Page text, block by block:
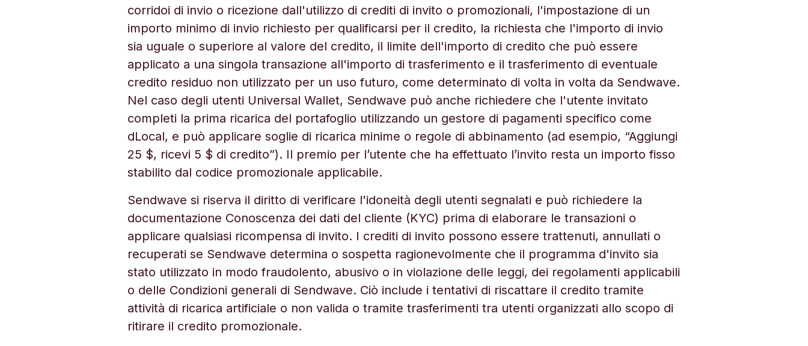
corridoi di invio o ricezione dall'utilizzo di crediti di invito o promozionali, l'impostazione di un
importo minimo di invio richiesto per qualificarsi per il credito, la richiesta che l'importo di invio
sia uguale o superiore al valore del credito, il limite dell'importo di credito che può essere
applicato a una singola transazione all'importo di trasferimento e il trasferimento di eventuale
credito residuo non utilizzato per un uso futuro, come determinato di volta in volta da Sendwave.
Nel caso degli utenti Universal Wallet, Sendwave può anche richiedere che l'utente invitato
completi la prima ricarica del portafoglio utilizzando un gestore di pagamenti specifico come
dLocal, e può applicare soglie di ricarica minime o regole di abbinamento (ad esempio, “Aggiungi
25 $, ricevi 5 $ di credito”). Il premio per l’utente che ha effettuato l’invito resta un importo fisso
stabilito dal codice promozionale applicabile.
Sendwave si riserva il diritto di verificare l'idoneità degli utenti segnalati e può richiedere la
documentazione Conoscenza dei dati del cliente (KYC) prima di elaborare le transazioni o
applicare qualsiasi ricompensa di invito. I crediti di invito possono essere trattenuti, annullati o
recuperati se Sendwave determina o sospetta ragionevolmente che il programma d'invito sia
stato utilizzato in modo fraudolento, abusivo o in violazione delle leggi, dei regolamenti applicabili
o delle Condizioni generali di Sendwave. Ciò include i tentativi di riscattare il credito tramite
attività di ricarica artificiale o non valida o tramite trasferimenti tra utenti organizzati allo scopo di
ritirare il credito promozionale.